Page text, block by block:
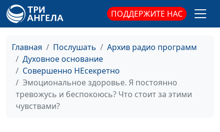
ПОДДЕРЖИТЕ НАС
Главная Послушать
Архив радио программ
Духовное основание
Совершенно НЕсекретно
Эмоциональное здоровье. Я постоянно
тревожусь и беспокоюсь? Что стоит за этими
чувствами?
личностного роста
Эмоциональное
оптимизировать свой
мозг?
Руслан Ларин, психолог,
Соклаков, психолог;
психолог; Айгуль
Иншакова, психолог, арт
- терапевт, тренер
#98